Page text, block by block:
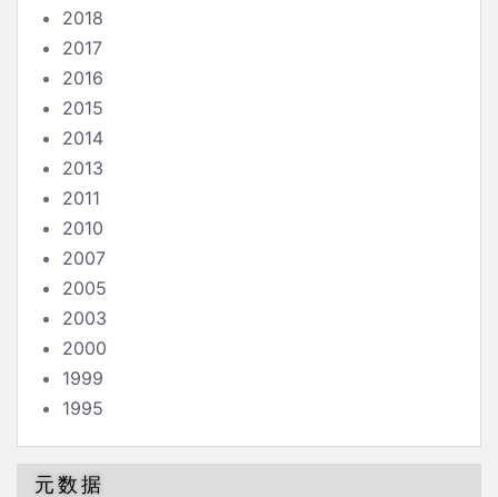
2018
2017
2016
2015
2014
2013
2011
2010
2007
2005
2003
2000
1999
1995
元数据